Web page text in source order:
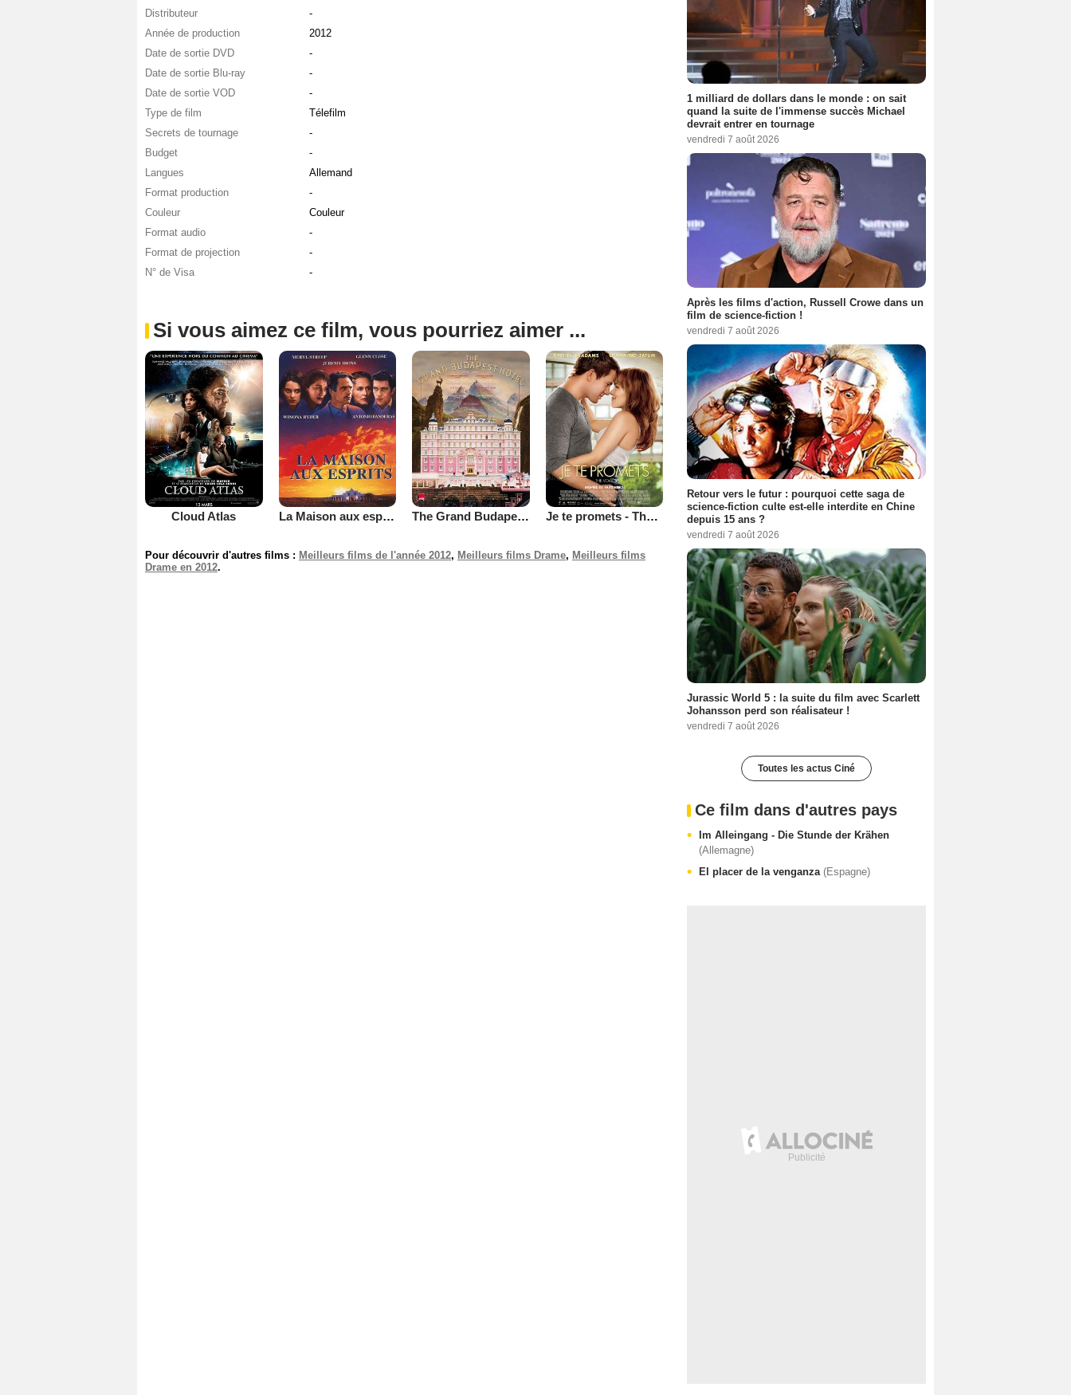
Distributeur
-
Année de production
2012
Date de sortie DVD
-
Date de sortie Blu-ray
-
Date de sortie VOD
-
Type de film
Télefilm
Secrets de tournage
-
Budget
-
Langues
Allemand
Format production
-
Couleur
Couleur
Format audio
-
Format de projection
-
N° de Visa
-
Si vous aimez ce film, vous pourriez aimer ...
Cloud Atlas La Maison aux esprits The Grand Budapest Hotel Je te promets - The Vow
Pour découvrir d'autres films : Meilleurs films de l'année 2012, Meilleurs films Drame, Meilleurs films
Drame en 2012.
1 milliard de dollars dans le monde : on sait
quand la suite de l'immense succès Michael
devrait entrer en tournage
vendredi 7 août 2026
Après les films d'action, Russell Crowe dans un
film de science-fiction !
vendredi 7 août 2026
Retour vers le futur : pourquoi cette saga de
science-fiction culte est-elle interdite en Chine
depuis 15 ans ?
vendredi 7 août 2026
Jurassic World 5 : la suite du film avec Scarlett
Johansson perd son réalisateur !
vendredi 7 août 2026
Toutes les actus Ciné
Ce film dans d'autres pays
Im Alleingang - Die Stunde der Krähen
(Allemagne)
El placer de la venganza (Espagne)